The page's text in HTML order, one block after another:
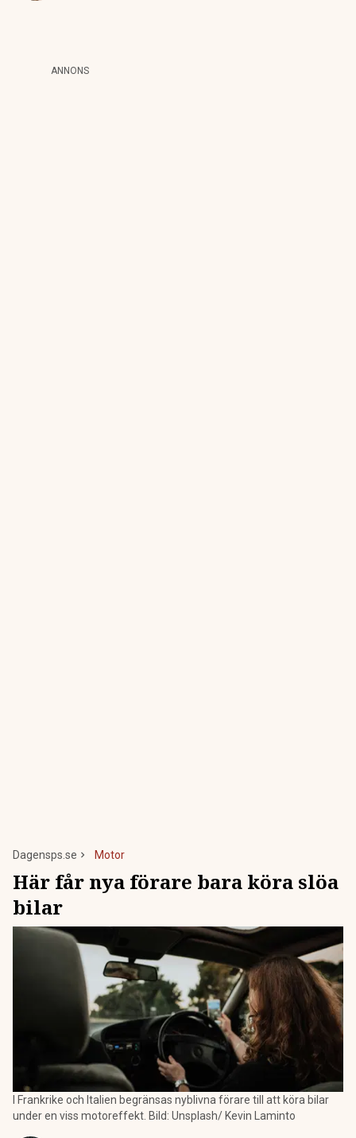
ANNONS
Dagensps.se Motor
Här får nya förare bara köra slöa
bilar
I Frankrike och Italien begränsas nyblivna förare till att köra bilar
under en viss motoreffekt. Bild: Unsplash/ Kevin Laminto